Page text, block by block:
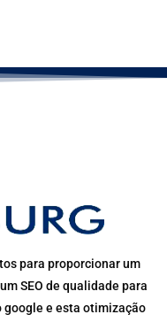
para proporcionar um
SEO de qualidade para
google e esta otimização